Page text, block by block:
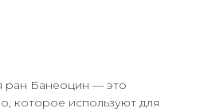
ран Банеоцин — это
которое используют для